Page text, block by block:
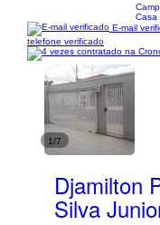
Casa
E-mail
telefone verificado
1/7
Djamilton
Silva